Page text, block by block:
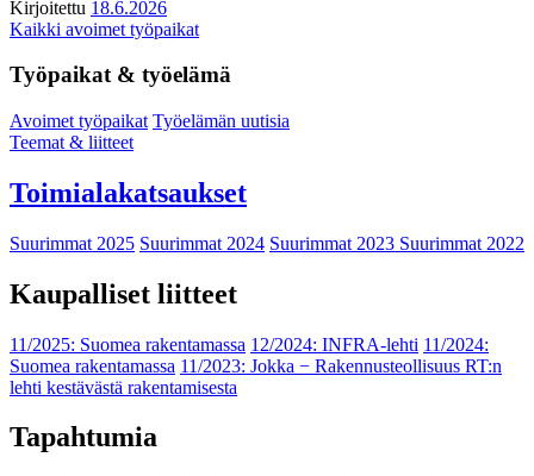
Kirjoitettu 18.6.2026
Kaikki avoimet työpaikat
Työpaikat & työelämä
Avoimet työpaikat Työelämän uutisia
Teemat & liitteet
Toimialakatsaukset
Suurimmat 2025 Suurimmat 2024 Suurimmat 2023 Suurimmat 2022
Kaupalliset liitteet
11/2025: Suomea rakentamassa 12/2024: INFRA-lehti 11/2024:
Suomea rakentamassa 11/2023: Jokka − Rakennusteollisuus RT:n
lehti kestävästä rakentamisesta
Tapahtumia